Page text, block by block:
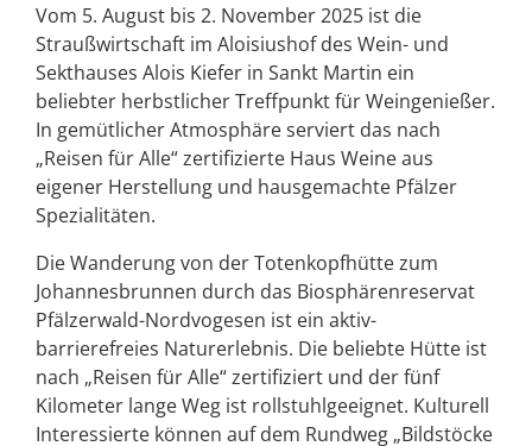
Vom 5. August bis 2. November 2025 ist die
Straußwirtschaft im Aloisiushof des Wein- und
Sekthauses Alois Kiefer in Sankt Martin ein
beliebter herbstlicher Treffpunkt für Weingenießer.
In gemütlicher Atmosphäre serviert das nach
„Reisen für Alle“ zertifizierte Haus Weine aus
eigener Herstellung und hausgemachte Pfälzer
Spezialitäten.
Die Wanderung von der Totenkopfhütte zum
Johannesbrunnen durch das Biosphärenreservat
Pfälzerwald-Nordvogesen ist ein aktiv-
barrierefreies Naturerlebnis. Die beliebte Hütte ist
nach „Reisen für Alle“ zertifiziert und der fünf
Kilometer lange Weg ist rollstuhlgeeignet. Kulturell
Interessierte können auf dem Rundweg „Bildstöcke